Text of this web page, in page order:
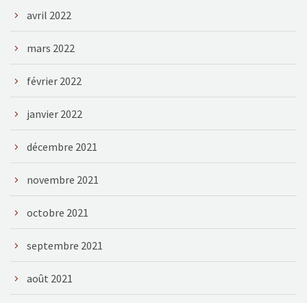
avril 2022
mars 2022
février 2022
janvier 2022
décembre 2021
novembre 2021
octobre 2021
septembre 2021
août 2021